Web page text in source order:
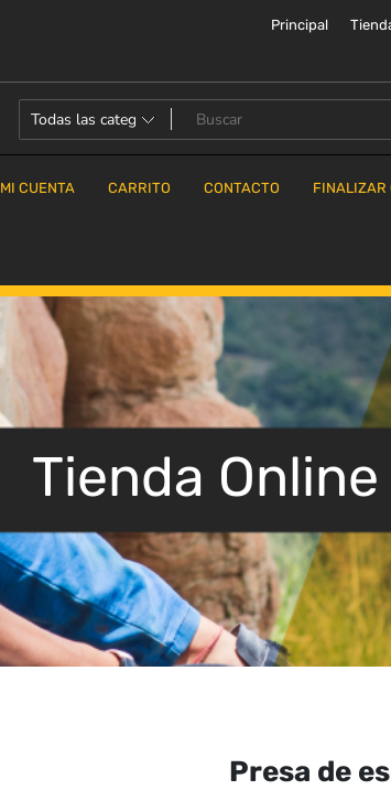
Principal
MI CUENTA CARRITO CONTACTO FINALIZAR
Tienda Online
Presa de